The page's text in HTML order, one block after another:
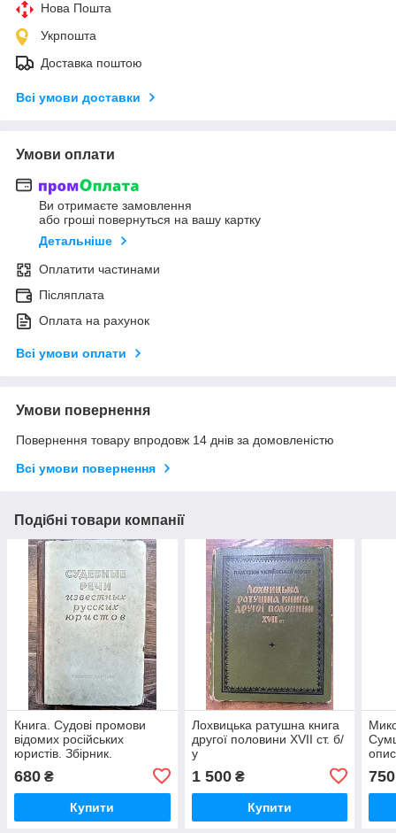
Нова Пошта
Укрпошта
Доставка поштою
Всі умови доставки
Умови оплати
Ви отримаєте замовлення
або гроші повернуться на вашу картку
Детальніше
Оплатити частинами
Післяплата
Оплата на рахунок
Всі умови оплати
Умови повернення
Повернення товару впродовж 14 днів за домовленістю
Всі умови повернення
Подібні товари компанії
Книга. Судові промови
відомих російських
юристів. Збірник.
680 ₴
Купити
Лохвицька ратушна книга
другої половини XVII ст. б/
у
1 500₴
Купити
750